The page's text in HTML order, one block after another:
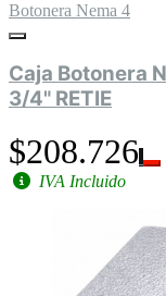
Botonera Nema 4
Caja Botonera
3/4" RETIE
$208.726
IVA Incluido